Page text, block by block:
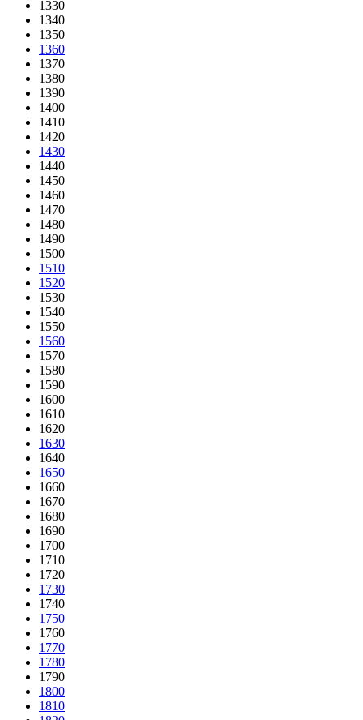
1330
1340
1350
1360
1370
1380
1390
1400
1410
1420
1430
1440
1450
1460
1470
1480
1490
1500
1510
1520
1530
1540
1550
1560
1570
1580
1590
1600
1610
1620
1630
1640
1650
1660
1670
1680
1690
1700
1710
1720
1730
1740
1750
1760
1770
1780
1790
1800
1810